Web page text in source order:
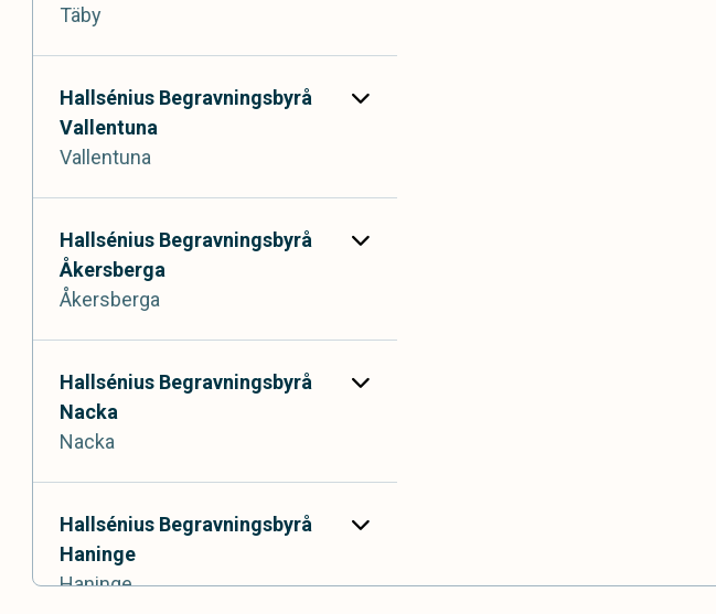
Odengatan 102,
113 22 Stockholm
Täby
Biblioteksgången 2,
183 70 Täby
Hallsénius Begravningsbyrå
Vallentuna
Vallentuna
Centrumpassagen 8,
186 31 Vallentuna
Hallsénius Begravningsbyrå
Åkersberga
Åkersberga
Storängstorget 15,
184 30 Åkersberga
Hallsénius Begravningsbyrå
Nacka
Nacka
Sicklastråket 3,
Hallsénius Begravningsbyrå
Haninge
Haninge